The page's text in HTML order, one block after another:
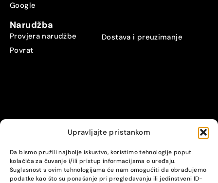
Upravljajte pristankom
Da bismo pružili najbolje iskustvo, koristimo tehnologije poput
kolačića za čuvanje i/ili pristup informacijama o uređaju.
Suglasnost s ovim tehnologijama će nam omogućiti da obrađujemo
podatke kao što su ponašanje pri pregledavanju ili jedinstveni ID-
Google
Narudžba
Provjera narudžbe
Dostava i preuzimanje
Povrat
© Alpha servis. All Rights Reserved.